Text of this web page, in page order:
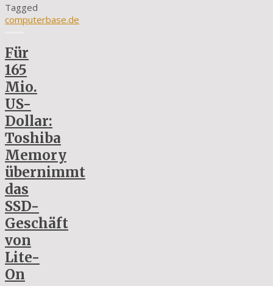
Tagged
computerbase.de
Für
165
Mio.
US-
Dollar:
Toshiba
Memory
übernimmt
das
SSD-
Geschäft
von
Lite-
On